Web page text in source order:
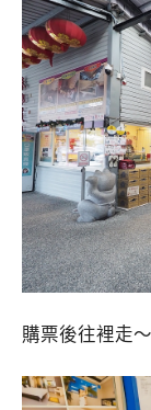
購票後往裡走